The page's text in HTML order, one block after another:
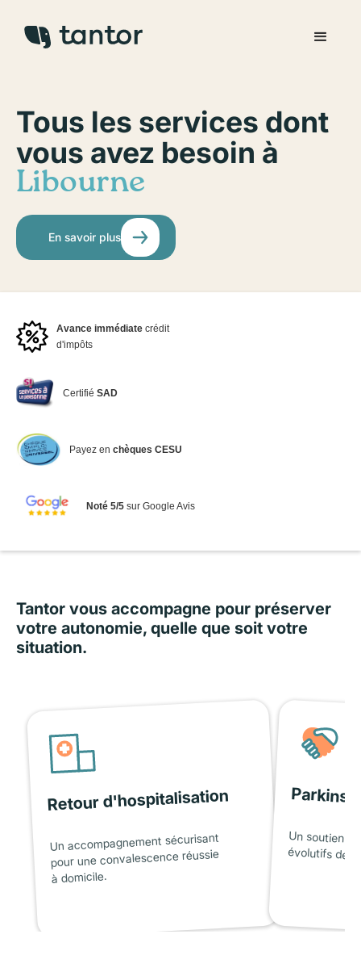
Tous les services dont
vous avez besoin à
Libourne
En savoir plus
Avance immédiate crédit
d'impôts
CertifiéSAD
Payez en chèques CESU
Noté 5/5sur Google Avis
Tantor vous accompagne pour préserver
votre autonomie, quelle que soit votre
situation.
Retour d'hospitalisation
Un accompagnement sécurisant
pour une convalescence réussie
à domicile.
Un soutien
évolutifs de